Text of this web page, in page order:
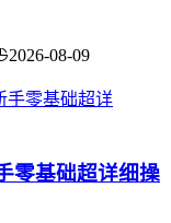
2026-08-09
零基础超详细操